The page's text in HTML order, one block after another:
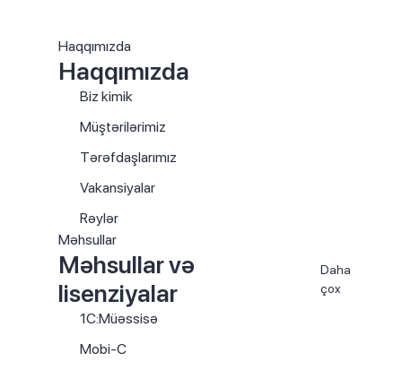
Haqqımızda
Haqqımızda
Biz kimik
Müştərilərimiz
Tərəfdaşlarımız
Vakansiyalar
Rəylər
Məhsullar
Məhsullar və
lisenziyalar
Daha
çox
1C:Müəssisə
Mobi-C